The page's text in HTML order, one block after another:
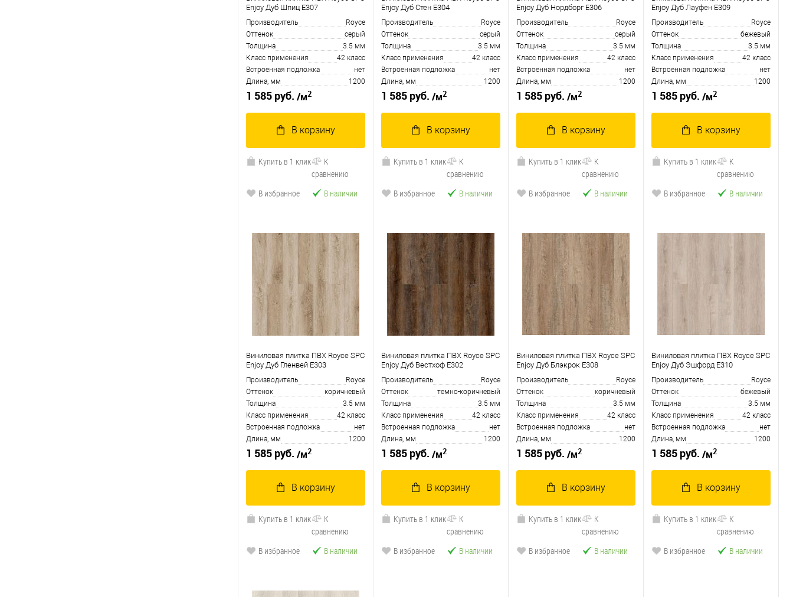
Enjoy Дуб Шпиц Е307
Производитель
Royce
Оттенок
серый
Толщина
3.5 мм
Класс применения
42 класс
Встроенная подложка
нет
Длина, мм
1200
1 585 руб. /м2
В корзину
Купить в 1 клик
К
сравнению
В избранное
В наличии
Enjoy Дуб Стен Е304
Производитель
Royce
Оттенок
серый
Толщина
3.5 мм
Класс применения
42 класс
Встроенная подложка
нет
Длина, мм
1200
1 585 руб. /м2
В корзину
Купить в 1 клик
К
сравнению
В избранное
В наличии
Enjoy Дуб Нордборг Е306
Производитель
Royce
Оттенок
серый
Толщина
3.5 мм
Класс применения
42 класс
Встроенная подложка
нет
Длина, мм
1200
1 585 руб. /м2
В корзину
Купить в 1 клик
К
сравнению
В избранное
В наличии
Enjoy Дуб Лауфен Е309
Производитель
Royce
Оттенок
бежевый
Толщина
3.5 мм
Класс применения
42 класс
Встроенная подложка
нет
Длина, мм
1200
1 585 руб. /м2
В корзину
Купить в 1 клик
К
сравнению
В избранное
В наличии
Виниловая плитка ПВХ Royce SPC
Enjoy Дуб Гленвей Е303
Производитель
Royce
Оттенок
коричневый
Толщина
3.5 мм
Класс применения
42 класс
Встроенная подложка
нет
Длина, мм
1200
1 585 руб. /м2
В корзину
Купить в 1 клик
К
сравнению
В избранное
В наличии
Виниловая плитка ПВХ Royce SPC
Enjoy Дуб Вестхоф Е302
Производитель
Royce
Оттенок
темно-коричневый
Толщина
3.5 мм
Класс применения
42 класс
Встроенная подложка
нет
Длина, мм
1200
1 585 руб. /м2
В корзину
Купить в 1 клик
К
сравнению
В избранное
В наличии
Виниловая плитка ПВХ Royce SPC
Enjoy Дуб Блэкрок Е308
Производитель
Royce
Оттенок
коричневый
Толщина
3.5 мм
Класс применения
42 класс
Встроенная подложка
нет
Длина, мм
1200
1 585 руб. /м2
В корзину
Купить в 1 клик
К
сравнению
В избранное
В наличии
Виниловая плитка ПВХ Royce SPC
Enjoy Дуб Эшфорд Е310
Производитель
Royce
Оттенок
бежевый
Толщина
3.5 мм
Класс применения
42 класс
Встроенная подложка
нет
Длина, мм
1200
1 585 руб. /м2
В корзину
Купить в 1 клик
К
сравнению
В избранное
В наличии